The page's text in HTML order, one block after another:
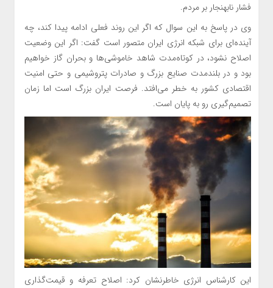
فشار نابهنجار بر مردم.‌
وی در پاسخ به این سوال که اگر این روند فعلی ادامه پیدا کند، چه
آینده‌ای برای شبکه انرژی ایران متصور است گفت: اگر این وضعیت
اصلاح نشود، در کوتاه‌مدت شاهد خاموشی‌ها و بحران گاز خواهیم
بود و در بلندمدت صنایع بزرگ و صادرات پتروشیمی و حتی امنیت
اقتصادی کشور به خطر می‌افتد. فرصت ایران بزرگ است اما زمان
تصمیم‌گیری رو به پایان است.
این کارشناس انرژی خاطرنشان کرد: اصلاح تعرفه و قیمت‌گذاری